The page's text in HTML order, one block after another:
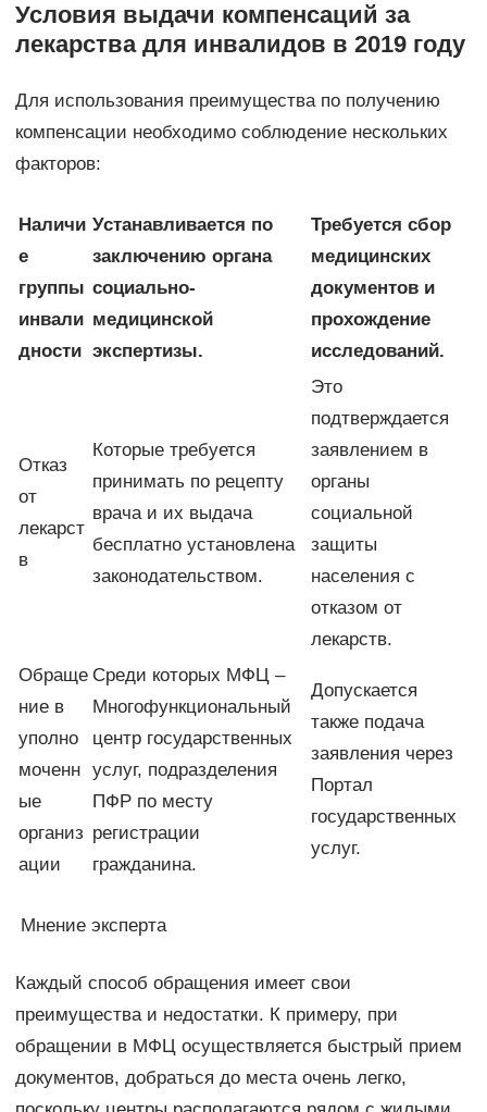
Условия выдачи компенсаций за
лекарства для инвалидов в 2019 году
Для использования преимущества по получению
компенсации необходимо соблюдение нескольких
факторов:
Наличи
е
группы
инвали
дности
Устанавливается по
заключению органа
социально-
медицинской
экспертизы.
Требуется сбор
медицинских
документов и
прохождение
исследований.
Отказ
от
лекарст
в
Которые требуется
принимать по рецепту
врача и их выдача
бесплатно установлена
законодательством.
Это
подтверждается
заявлением в
органы
социальной
защиты
населения с
отказом от
лекарств.
Обраще
ние в
уполно
моченн
ые
организ
ации
Среди которых МФЦ –
Многофункциональный
центр государственных
услуг, подразделения
ПФР по месту
регистрации
гражданина.
Допускается
также подача
заявления через
Портал
государственных
услуг.
Мнение эксперта
Каждый способ обращения имеет свои
преимущества и недостатки. К примеру, при
обращении в МФЦ осуществляется быстрый прием
документов, добраться до места очень легко,